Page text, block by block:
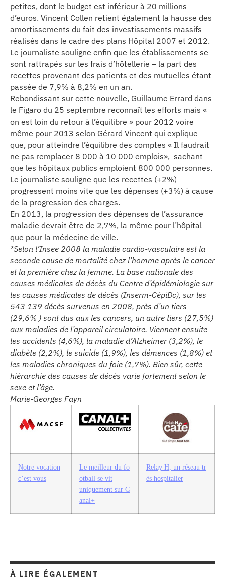
petites, dont le budget est inférieur à 20 millions
d’euros. Vincent Collen retient également la hausse des
amortissements du fait des investissements massifs
réalisés dans le cadre des plans Hôpital 2007 et 2012.
Le journaliste souligne enfin que les établissements se
sont rattrapés sur les frais d’hôtellerie – la part des
recettes provenant des patients et des mutuelles étant
passée de 7,9% à 8,2% en un an.
Rebondissant sur cette nouvelle, Guillaume Errard dans
le Figaro du 25 septembre reconnaît les efforts mais «
on est loin du retour à l’équilibre » pour 2012 voire
même pour 2013 selon Gérard Vincent qui explique
que, pour atteindre l’équilibre des comptes « Il faudrait
ne pas remplacer 8 000 à 10 000 emplois», sachant
que les hôpitaux publics emploient 800 000 personnes.
Le journaliste souligne que les recettes (+2%)
progressent moins vite que les dépenses (+3%) à cause
de la progression des charges.
En 2013, la progression des dépenses de l’assurance
maladie devrait être de 2,7%, la même pour l’hôpital
que pour la médecine de ville.
*Selon l’Insee 2008 la maladie cardio-vasculaire est la
seconde cause de mortalité chez l’homme après le cancer
et la première chez la femme. La base nationale des
causes médicales de décès du Centre d’épidémiologie sur
les causes médicales de décès (Inserm-CépiDc), sur les
543 139 décès survenus en 2008, près d’un tiers
(29,6% ) sont dus aux les cancers, un autre tiers (27,5%)
aux maladies de l’appareil circulatoire. Viennent ensuite
les accidents (4,6%), la maladie d’Alzheimer (3,2%), le
diabète (2,2%), le suicide (1,9%), les démences (1,8%) et
les maladies chroniques du foie (1,7%). Bien sûr, cette
hiérarchie des causes de décès varie fortement selon le
sexe et l’âge.
Marie-Georges Fayn
Notre vocation
c’est vous
Le meilleur du fo
otball se vit
uniquement sur C
anal+
Relay H, un réseau tr
ès hospitalier
À LIRE ÉGALEMENT